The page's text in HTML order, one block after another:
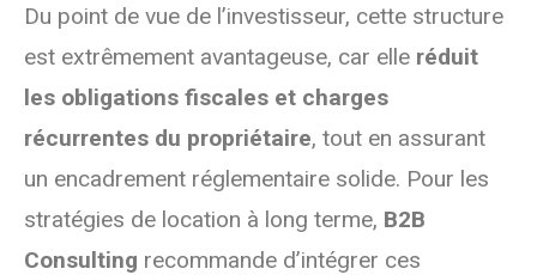
Du point de vue de l’investisseur, cette structure
est extrêmement avantageuse, car elle réduit
les obligations fiscales et charges
récurrentes du propriétaire, tout en assurant
un encadrement réglementaire solide. Pour les
stratégies de location à long terme, B2B
Consulting recommande d’intégrer ces